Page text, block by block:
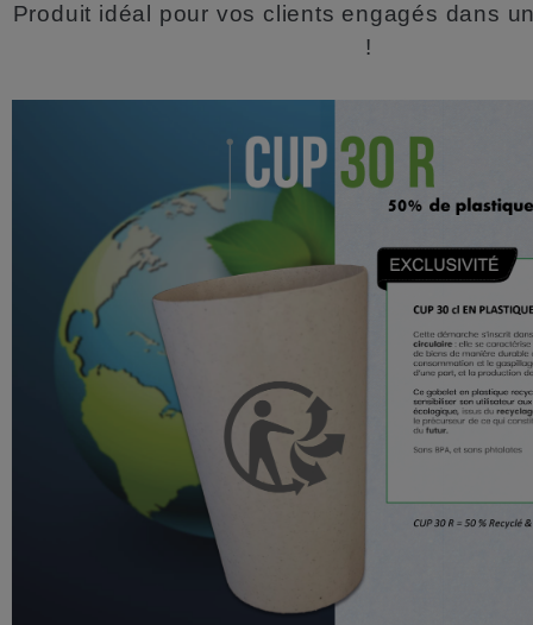
Produit idéal pour vos clients engagés dans
!